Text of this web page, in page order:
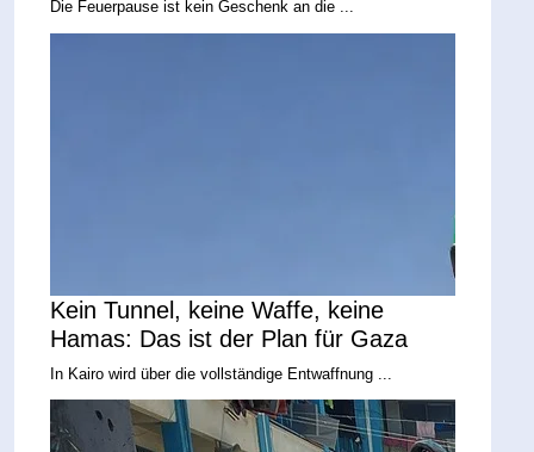
Die Feuerpause ist kein Geschenk an die ...
Kein Tunnel, keine Waffe, keine
Hamas: Das ist der Plan für Gaza
In Kairo wird über die vollständige Entwaffnung ...